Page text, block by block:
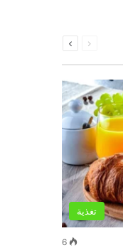
الصفحةالصفحة
تغذية
6